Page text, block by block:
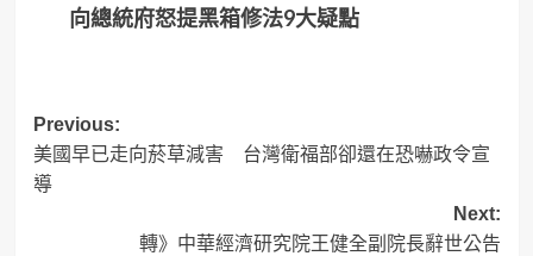
向總統府怒提黑箱修法9大疑點
Post
navigation
Previous:
美國早已走向菸草減害 台灣衛福部卻還在恐嚇政令宣
導
Next:
轉》中華經濟研究院王健全副院長辭世公告